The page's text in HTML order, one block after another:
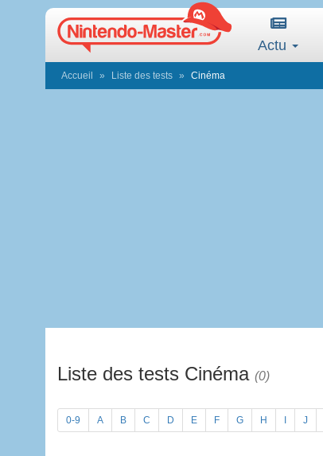
Actu
Accueil Liste des tests Cinéma
Liste des tests Cinéma (0)
0-9 A B C D E F G H J